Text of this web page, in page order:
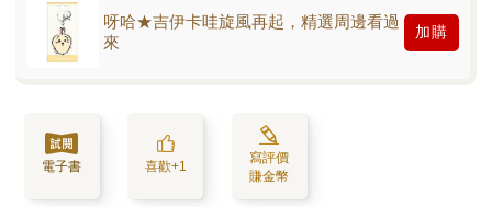
呀哈★吉伊卡哇旋風再起，精選周邊看過
來
加購
電子書 喜歡+1
寫評價
賺金幣